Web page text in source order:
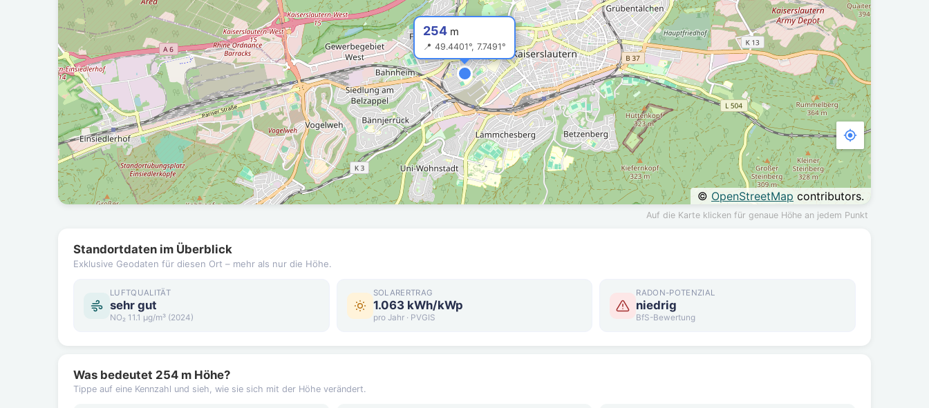
254 m
📍 49.4401°, 7.7491°
© OpenStreetMap contributors.
Auf die Karte klicken für genaue Höhe an jedem Punkt
Standortdaten im Überblick
Exklusive Geodaten für diesen Ort – mehr als nur die Höhe.
LUFTQUALITÄT
sehr gut
NO₂ 11.1 µg/m³ (2024)
SOLARERTRAG
1.063 kWh/kWp
pro Jahr · PVGIS
RADON-POTENZIAL
niedrig
BfS-Bewertung
Was bedeutet 254 m Höhe?
Tippe auf eine Kennzahl und sieh, wie sie sich mit der Höhe verändert.